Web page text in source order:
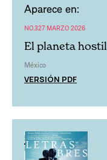
Aparece en:
NO.327 MARZO 2026
El planeta hostil
México
VERSIÓN PDF